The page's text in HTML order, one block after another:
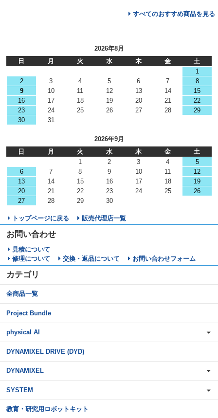
すべてのおすすめ商品を見る
2026年8月
日
月 火 水 木 金
土
1
2
3 4 5 6 7
8
9
10 11 12 13 14
15
16
17 18 19 20 21
22
23
24 25 26 27 28
29
30
31
2026年9月
日
月 火 水 木 金
土
1
2 3 4
5
6
7 8 9 10 11
12
13
14 15 16 17 18
19
20
21 22 23 24 25
26
27
28 29 30
トップページに戻る 販売代理店一覧
お問い合わせ
見積について
修理について
交換・返品について お問い合わせフォーム
カテゴリ
全商品一覧
Project Bundle
physical AI
DYNAMIXEL DRIVE (DYD)
DYNAMIXEL
SYSTEM
教育・研究用ロボットキット